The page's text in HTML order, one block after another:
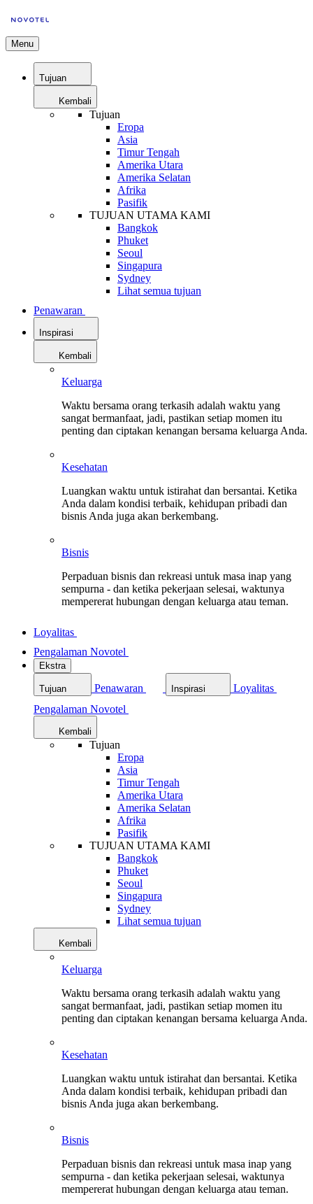
Menu
Tujuan
Kembali
Tujuan
Eropa
Asia
Timur Tengah
Amerika Utara
Amerika Selatan
Afrika
Pasifik
TUJUAN UTAMA KAMI
Bangkok
Phuket
Seoul
Singapura
Sydney
Lihat semua tujuan
Penawaran
Inspirasi
Kembali
Keluarga
Waktu bersama orang terkasih adalah waktu yang
sangat bermanfaat, jadi, pastikan setiap momen itu
penting dan ciptakan kenangan bersama keluarga Anda.
Kesehatan
Luangkan waktu untuk istirahat dan bersantai. Ketika
Anda dalam kondisi terbaik, kehidupan pribadi dan
bisnis Anda juga akan berkembang.
Bisnis
Perpaduan bisnis dan rekreasi untuk masa inap yang
sempurna - dan ketika pekerjaan selesai, waktunya
mempererat hubungan dengan keluarga atau teman.
Loyalitas
Pengalaman Novotel
Ekstra
Tujuan Penawaran Inspirasi
Loyalitas
Pengalaman Novotel
Kembali
Tujuan
Eropa
Asia
Timur Tengah
Amerika Utara
Amerika Selatan
Afrika
Pasifik
TUJUAN UTAMA KAMI
Bangkok
Phuket
Seoul
Singapura
Sydney
Lihat semua tujuan
Kembali
Keluarga
Waktu bersama orang terkasih adalah waktu yang
sangat bermanfaat, jadi, pastikan setiap momen itu
penting dan ciptakan kenangan bersama keluarga Anda.
Kesehatan
Luangkan waktu untuk istirahat dan bersantai. Ketika
Anda dalam kondisi terbaik, kehidupan pribadi dan
bisnis Anda juga akan berkembang.
Bisnis
Perpaduan bisnis dan rekreasi untuk masa inap yang
sempurna - dan ketika pekerjaan selesai, waktunya
mempererat hubungan dengan keluarga atau teman.